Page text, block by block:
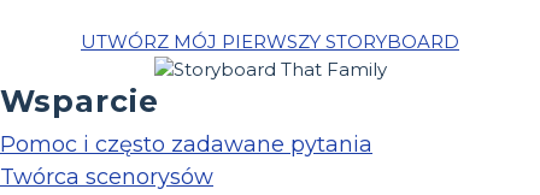
UTWÓRZ MÓJ PIERWSZY STORYBOARD
Wsparcie
Pomoc i często zadawane pytania
Twórca scenorysów